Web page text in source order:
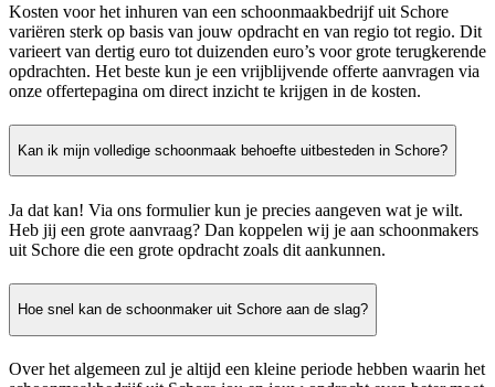
Kosten voor het inhuren van een schoonmaakbedrijf uit Schore
variëren sterk op basis van jouw opdracht en van regio tot regio. Dit
varieert van dertig euro tot duizenden euro’s voor grote terugkerende
opdrachten. Het beste kun je een vrijblijvende offerte aanvragen via
onze offertepagina om direct inzicht te krijgen in de kosten.
Kan ik mijn volledige schoonmaak behoefte uitbesteden in Schore?
Ja dat kan! Via ons formulier kun je precies aangeven wat je wilt.
Heb jij een grote aanvraag? Dan koppelen wij je aan schoonmakers
uit Schore die een grote opdracht zoals dit aankunnen.
Hoe snel kan de schoonmaker uit Schore aan de slag?
Over het algemeen zul je altijd een kleine periode hebben waarin het